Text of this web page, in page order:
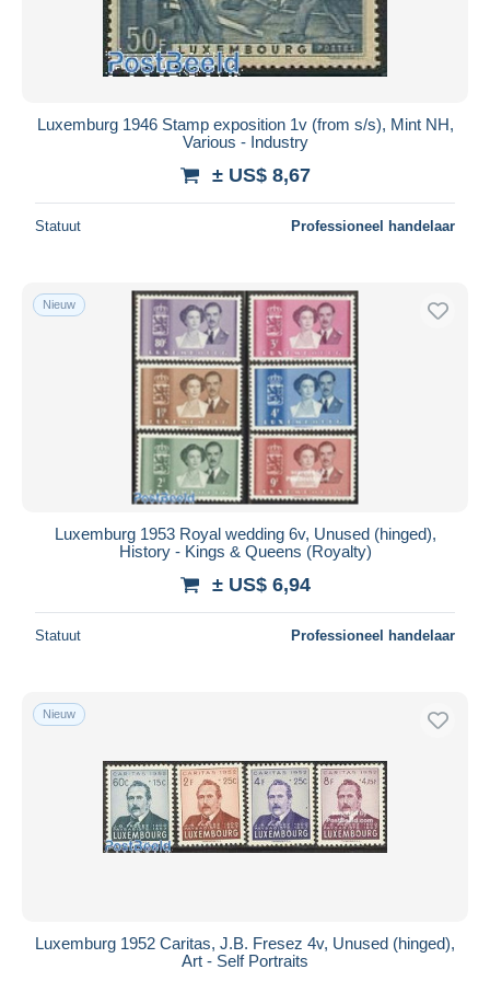
Luxemburg 1946 Stamp exposition 1v (from s/s), Mint NH,
Various - Industry
± US$ 8,67
Statuut Professioneel handelaar
Nieuw
Luxemburg 1953 Royal wedding 6v, Unused (hinged),
History - Kings & Queens (Royalty)
± US$ 6,94
Statuut Professioneel handelaar
Nieuw
Luxemburg 1952 Caritas, J.B. Fresez 4v, Unused (hinged),
Art - Self Portraits